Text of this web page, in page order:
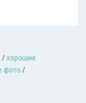
/хорошие
фото /